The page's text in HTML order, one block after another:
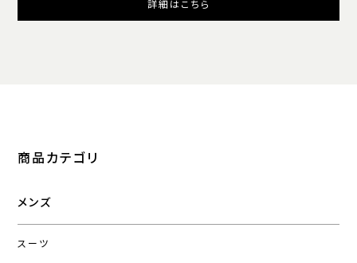
詳細はこちら
商品カテゴリ
メンズ
スーツ